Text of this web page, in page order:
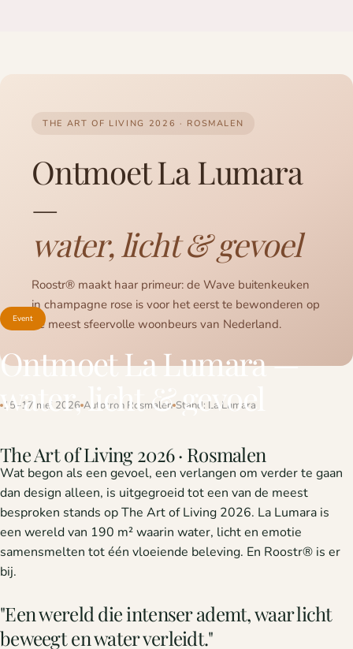
Event
OntmoetLaLumara—
water,licht&gevoel
THE ART OF LIVING 2026 · ROSMALEN
Ontmoet La Lumara
—
water, licht & gevoel
Roostr® maakt haar primeur: de Wave buitenkeuken
in champagne rose is voor het eerst te bewonderen op
de meest sfeervolle woonbeurs van Nederland.
15–17 mei 2026 Autotron Rosmalen Stand: La Lumara
The Art of Living 2026 · Rosmalen
Wat begon als een gevoel, een verlangen om verder te gaan
dan design alleen, is uitgegroeid tot een van de meest
besproken stands op The Art of Living 2026. La Lumara is
een wereld van 190 m² waarin water, licht en emotie
samensmelten tot één vloeiende beleving. En Roostr® is er
bij.
"Een wereld die intenser ademt, waar licht
beweegt en water verleidt."